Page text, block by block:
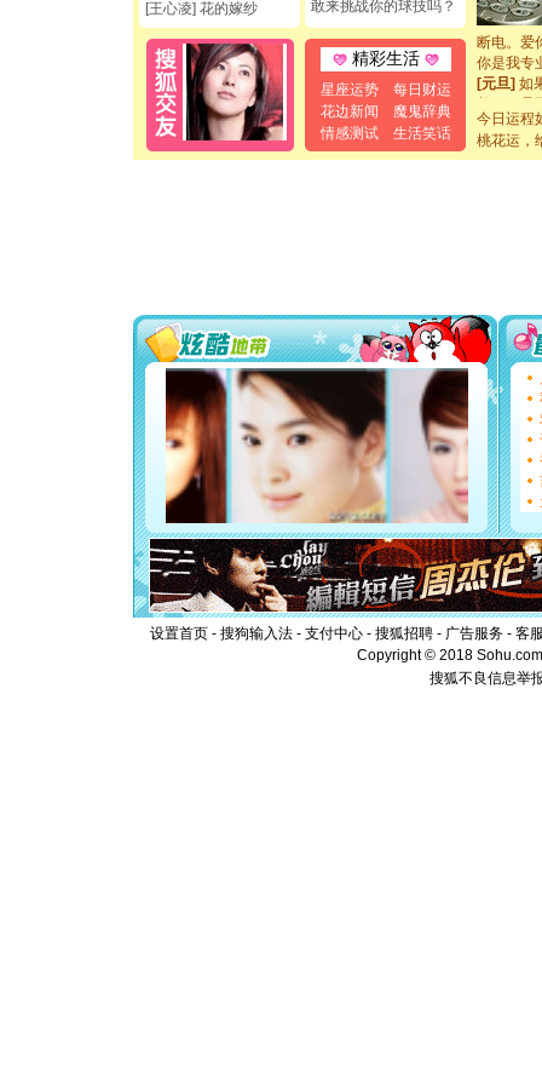
[王心凌] 花的嫁纱
敢来挑战你的球技吗？
精彩生活
星座运势
每日财运
花边新闻
魔鬼辞典
情感测试
生活笑话
[元旦]看
断电。爱
你是我专
[元旦]如
起；二是
离。水晶
[元旦]当
泣，这痛
[圣诞节]
你太多
要平安！
[圣诞节]
能正大
都要快乐
[圣诞节]
如意,快
[元旦]
看
断电。
你是我
[元旦]如
起；二是
离。水晶
[元旦]当
泣，这痛
卖了。水
[春节] 风
颜！冬去
今日运程
桃花运，
设置首页 - 搜狗输入法 - 支付中心 - 搜狐招聘 - 广告服务 - 客
Copyright © 2018
搜狐不良信息举